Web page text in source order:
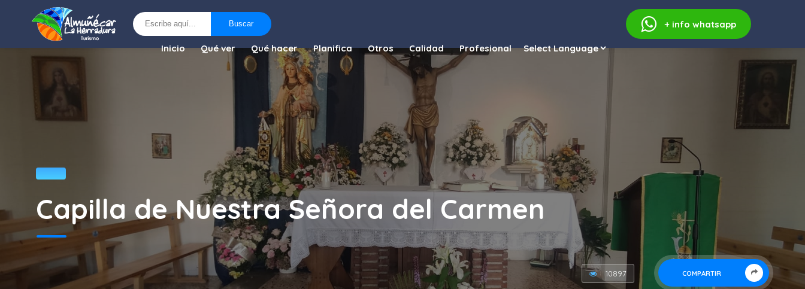
Buscar + info whatsapp
Inicio Qué ver Qué hacer Planifica Otros Calidad Profesional
Capilla de Nuestra Señora del Carmen
COMPARTIR
10897